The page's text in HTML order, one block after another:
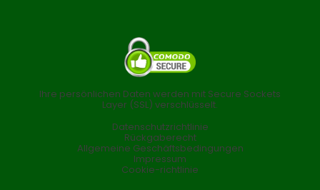
Ihre persönlichen Daten werden mit Secure Sockets
Layer (SSL) verschlüsselt.
Datenschutzrichtlinie
Rückgaberecht
Allgemeine Geschäftsbedingungen
Impressum
Cookie-richtlinie